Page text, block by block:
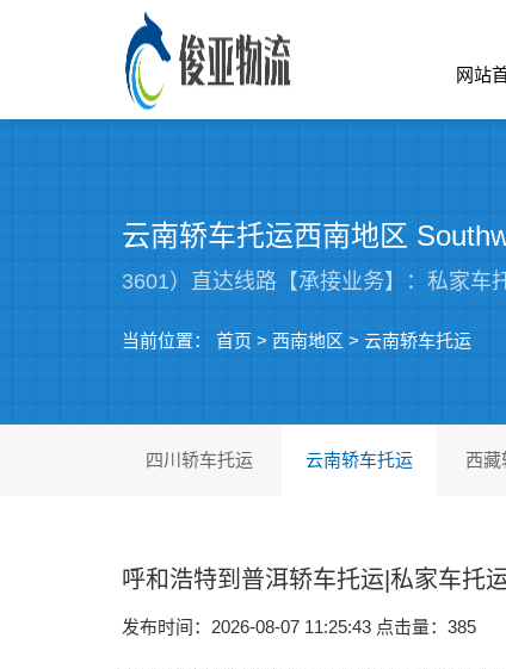
网站
云南轿车托运西南地区
3601）直达线路【承接业务】：私家车
当前位置： 首页 > 西南地区 > 云南轿车托运
四川轿车托运 云南轿车托运 西藏
呼和浩特到普洱轿车托运|私家车托
发布时间：2026-08-07 11:25:43 点击量： 385